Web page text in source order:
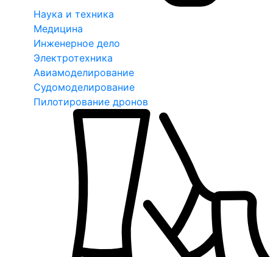
Наука и техника
Медицина
Инженерное дело
Электротехника
Авиамоделирование
Судомоделирование
Пилотирование дронов